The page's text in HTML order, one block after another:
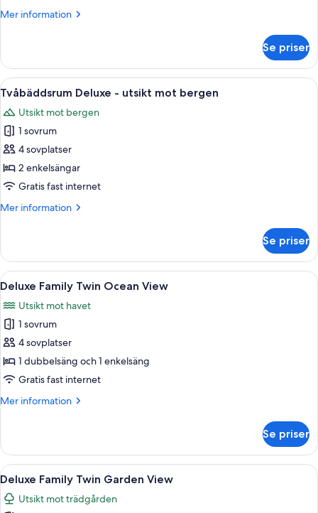
bergen
Mer information
Mer
Superior
utsikt
bergen
Se priser
Öppna
alla
foton
för
Tvåbäddsrum
Deluxe
-
mot
Ett hotellrum med två sängar, en
5
Tvåbäddsrum Deluxe - utsikt mot bergen
Utsikt mot bergen
1 sovrum
4 sovplatser
2 enkelsängar
Gratis fast internet
Mer information
Mer
Deluxe
utsikt
bergen
Se priser
Öppna
alla
foton
för
Deluxe
Family
Twin
View
Ett hotellrum med två sängar, en
6
Deluxe Family Twin Ocean View
Utsikt mot havet
1 sovrum
4 sovplatser
1 dubbelsäng och 1 enkelsäng
Gratis fast internet
Mer information
Mer
Family
Twin
Ocean
View
Se priser
Öppna
alla
foton
Ett hotellrum med två sängar, en
6
Deluxe Family Twin Garden View
Utsikt mot trädgården